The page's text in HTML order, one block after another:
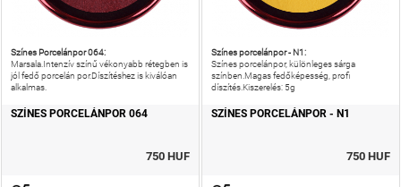
Színes Porcelánpor 064:
Marsala.Intenzív színű vékonyabb rétegben is
jól fedő porcelán por.Díszítéshez is kiválóan
alkalmas.
SZÍNES PORCELÁNPOR 064
750 HUF
Színes porcelánpor - N1:
Színes porcelánpor, különleges sárga
színben.Magas fedőképesség, profi
díszítés.Kiszerelés: 5g
SZÍNES PORCELÁNPOR - N1
750 HUF